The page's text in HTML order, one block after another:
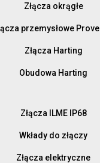
Złącza okrągłe
przemysłowe
Złącza Harting
Obudowa Harting
Złącza ILME IP68
Wkłady do złączy
Złącza elektryczne